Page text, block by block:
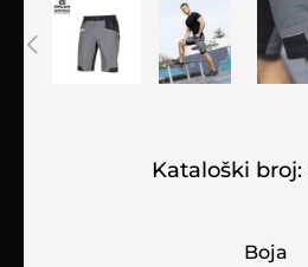
Kataloški broj:
Boja